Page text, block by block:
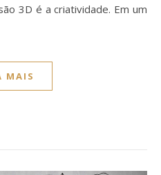
3D é a criatividade. Em um
MAIS